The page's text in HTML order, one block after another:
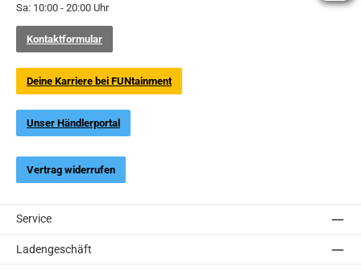
Sa: 10:00 - 20:00 Uhr
Kontaktformular
Deine Karriere bei FUNtainment
Unser Händlerportal
Vertrag widerrufen
Service
Ladengeschäft